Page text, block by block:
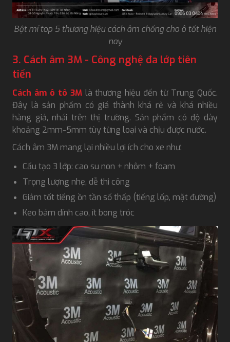
Bật mí top 5 thương hiệu cách âm chống cho ô tốt hiện
nay
3. Cách âm 3M - Công nghệ đa lớp tiên
tiến
Cách âm ô tô 3M là thương hiệu đến từ Trung Quốc.
Đây là sản phẩm có giá thành khá rẻ và khá nhiều
hàng giả, nhái trên thị trường. Sản phẩm có độ dày
khoảng 2mm-5mm tùy từng loại và chịu được nước.
Cách âm 3M mang lại nhiều lợi ích cho xe như:
Cấu tạo 3 lớp: cao su non + nhôm + foam
Trọng lượng nhẹ, dễ thi công
Giảm tốt tiếng ồn tần số thấp (tiếng lốp, mặt đường)
Keo bám dính cao, ít bong tróc